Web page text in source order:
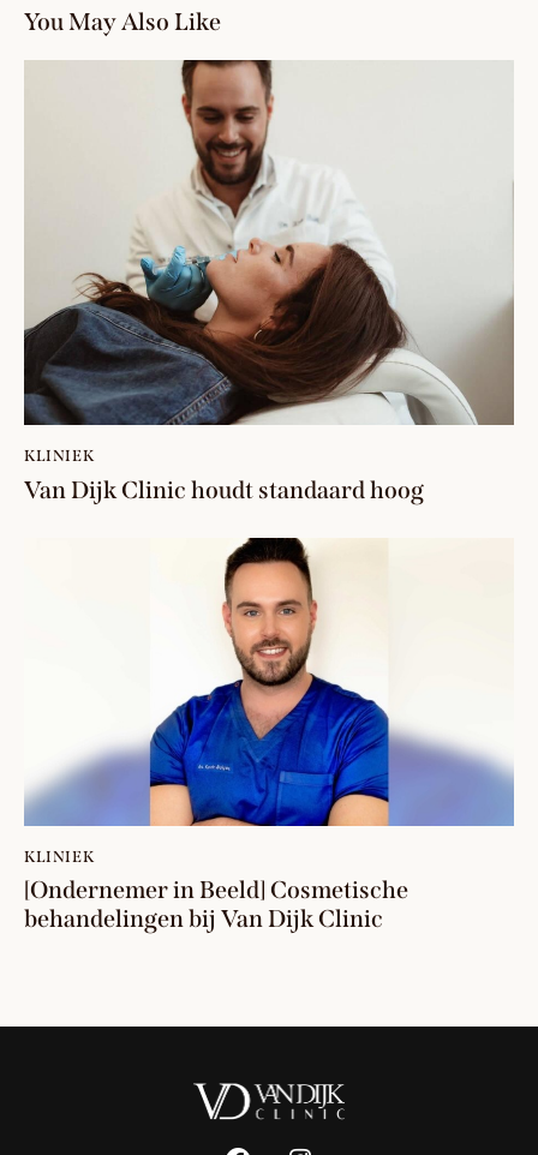
You May Also Like
KLINIEK
Van Dijk Clinic houdt standaard hoog
KLINIEK
[Ondernemer in Beeld] Cosmetische
behandelingen bij Van Dijk Clinic